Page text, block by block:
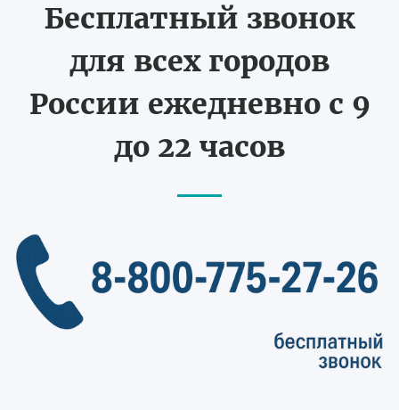
Бесплатный звонок
для всех городов
России ежедневно с 9
до 22 часов